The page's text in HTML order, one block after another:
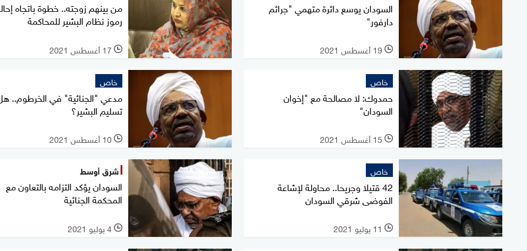
السودان يوسع دائرة متهمي "جرائم
دارفور"
l 19 أغسطس 2021
من بينهم زوجته.. خطوة باتجاه
رموز نظام البشير للمحاكمة
l 17 أغسطس 2021
خاص
حمدوك: لا مصالحة مع "إخوان
السودان"
l 15 أغسطس 2021
خاص
مدعي "الجنائية" في الخرطوم..
تسليم البشير؟
l 10 أغسطس 2021
خاص
42 قتيلا وجريحا.. محاولة لإشاعة
الفوضى شرقي السودان
l 11 يوليو 2021
شرق أوسط
السودان يؤكد التزامه بالتعاون مع
المحكمة الجنائية
l 4 يوليو 2021